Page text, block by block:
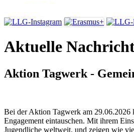
Aktuelle
Aktion Tagwerk -
Bei der Aktion Tagwerk am 29.06.2026
Engagement eintauschen. Mit ihrem
Jugendliche weltweit, und zeigen wie